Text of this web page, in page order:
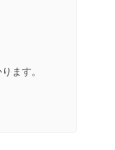
ます。